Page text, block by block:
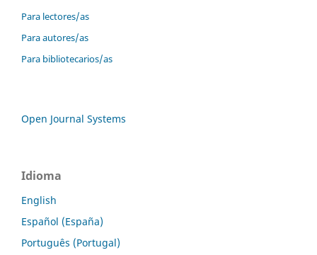
Para lectores/as
Para autores/as
Para bibliotecarios/as
Open Journal Systems
Idioma
English
Español (España)
Português (Portugal)